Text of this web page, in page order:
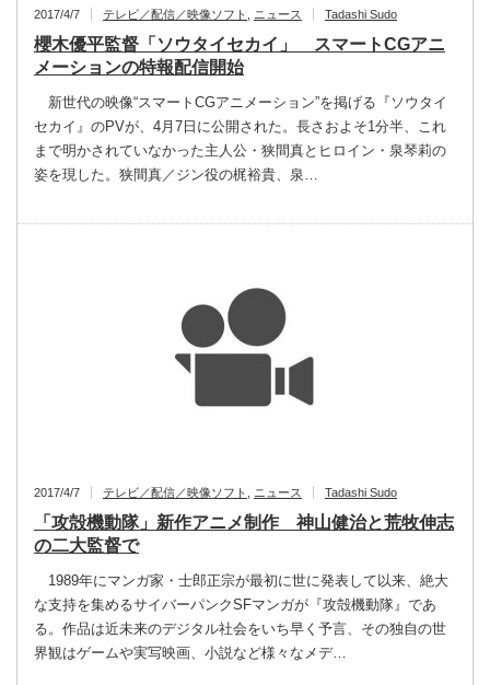
2017/4/7 テレビ／配信／映像ソフト ニュース Tadashi Sudo
櫻木優平監督「ソウタイセカイ」 スマートCGアニ
メーションの特報配信開始
新世代の映像“スマートCGアニメーション”を掲げる『ソウタイ
セカイ』のPVが、4月7日に公開された。長さおよそ1分半、これ
まで明かされていなかった主人公・狭間真とヒロイン・泉琴莉の
姿を現した。狭間真／ジン役の梶裕貴、泉…
2017/4/7 テレビ／配信／映像ソフト ニュース Tadashi Sudo
「攻殻機動隊」新作アニメ制作 神山健治と荒牧伸志
の二大監督で
1989年にマンガ家・士郎正宗が最初に世に発表して以来、絶大
な支持を集めるサイバーパンクSFマンガが『攻殻機動隊』であ
る。作品は近未来のデジタル社会をいち早く予言、その独自の世
界観はゲームや実写映画、小説など様々なメデ…